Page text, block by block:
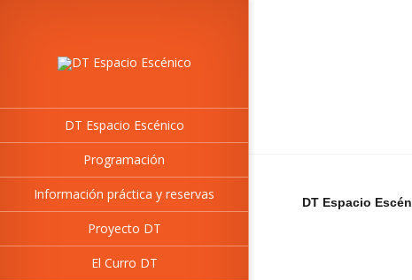
DT Espacio Escénico
Programación
Información práctica y reservas
Proyecto DT
El Curro DT
DT Espacio